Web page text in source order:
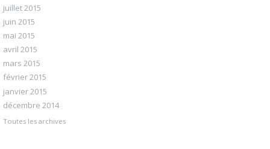
juillet 2015
juin 2015
mai 2015
avril 2015
mars 2015
février 2015
janvier 2015
décembre 2014
Toutes les archives